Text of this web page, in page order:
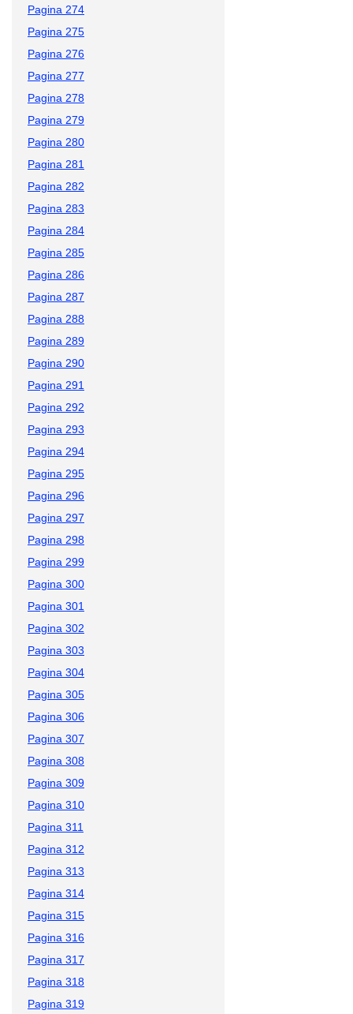
Pagina 274
Pagina 275
Pagina 276
Pagina 277
Pagina 278
Pagina 279
Pagina 280
Pagina 281
Pagina 282
Pagina 283
Pagina 284
Pagina 285
Pagina 286
Pagina 287
Pagina 288
Pagina 289
Pagina 290
Pagina 291
Pagina 292
Pagina 293
Pagina 294
Pagina 295
Pagina 296
Pagina 297
Pagina 298
Pagina 299
Pagina 300
Pagina 301
Pagina 302
Pagina 303
Pagina 304
Pagina 305
Pagina 306
Pagina 307
Pagina 308
Pagina 309
Pagina 310
Pagina 311
Pagina 312
Pagina 313
Pagina 314
Pagina 315
Pagina 316
Pagina 317
Pagina 318
Pagina 319